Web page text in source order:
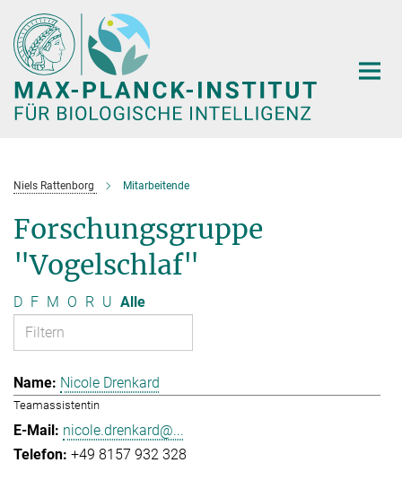
Hauptinhalt
Niels Rattenborg Mitarbeitende
Forschungsgruppe
"Vogelschlaf"
D F M O R U Alle
Nicole Drenkard
Teamassistentin
nicole.drenkard@...
+49 8157 932 328